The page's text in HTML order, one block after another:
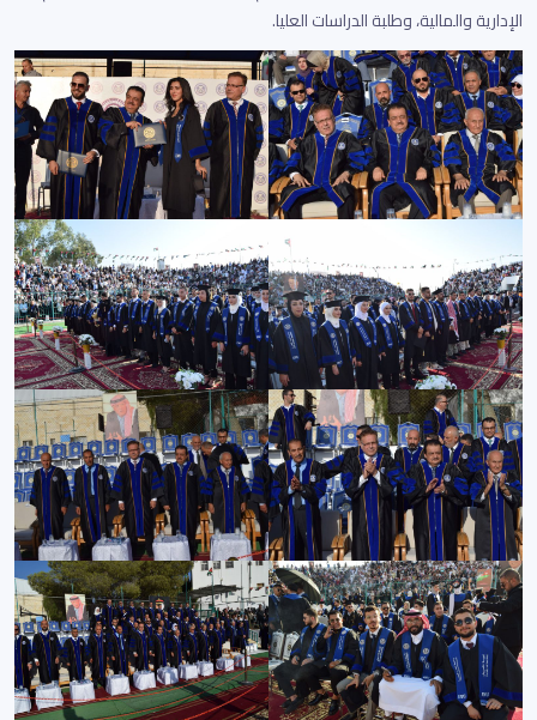
الإدارية والمالية، وطلبة الدراسات العليا.